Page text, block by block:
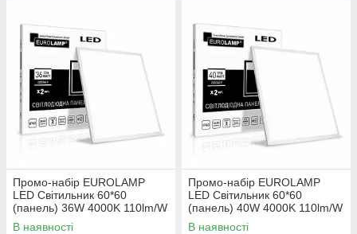
Промо-набір EUROLAMP
LED Світильник 60*60
(панель) 36W 4000K 110lm/W
по 2шт в коробці
В наявності
Промо-набір EUROLAMP
LED Світильник 60*60
(панель) 40W 4000K 110lm/W
по 2шт в коробці
В наявності